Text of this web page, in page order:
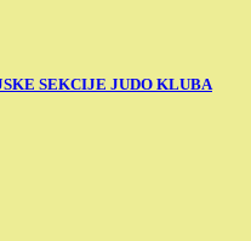
SEKCIJE JUDO KLUBA